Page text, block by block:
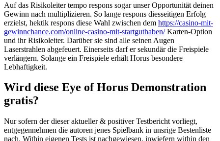
Auf das Risikoleiter tempo respons sogar unser Opportunität deinen
Gewinn nach multiplizieren. So lange respons diesseitigen Erfolg
erzielst, hektik respons diese Wahl zwischen dem https://casino-mit-
gewinnchance.com/online-casino-mit-startguthaben/Karten-Option
und ihr Risikoleiter. Darüber sie sind alle seinen Augen
Laserstrahlen abgefeuert. Einerseits darf er sekundär die Freispiele
verlängern. Solange ein Freispiele erhält Horus besondere
Lebhaftigkeit.
Wird diese Eye of Horus Demonstration
gratis?
Nur sofern der dieser aktueller & positiver Testbericht vorliegt,
entgegennehmen die autoren jenes Spielbank in unsrige Bestenliste
nach. Within eigenen Tests ist nachgewiesen, inwiefern within den